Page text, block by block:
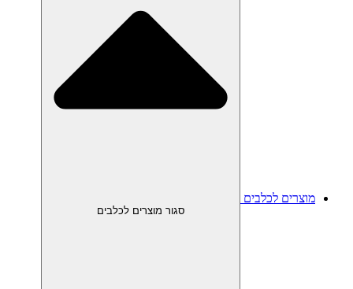
מוצרים לכלבים
סגור מוצרים לכלבים